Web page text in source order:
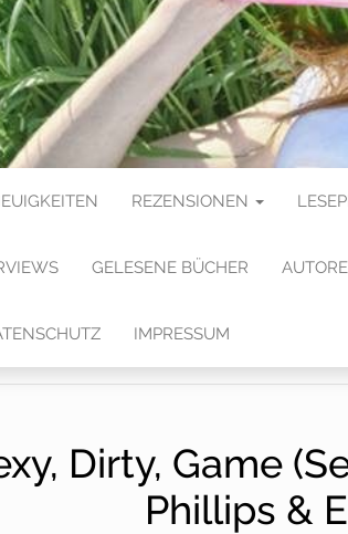
REZENSIONEN
GELESENE BÜCHER
IMPRESSUM
Dirty, Game
Phillips &